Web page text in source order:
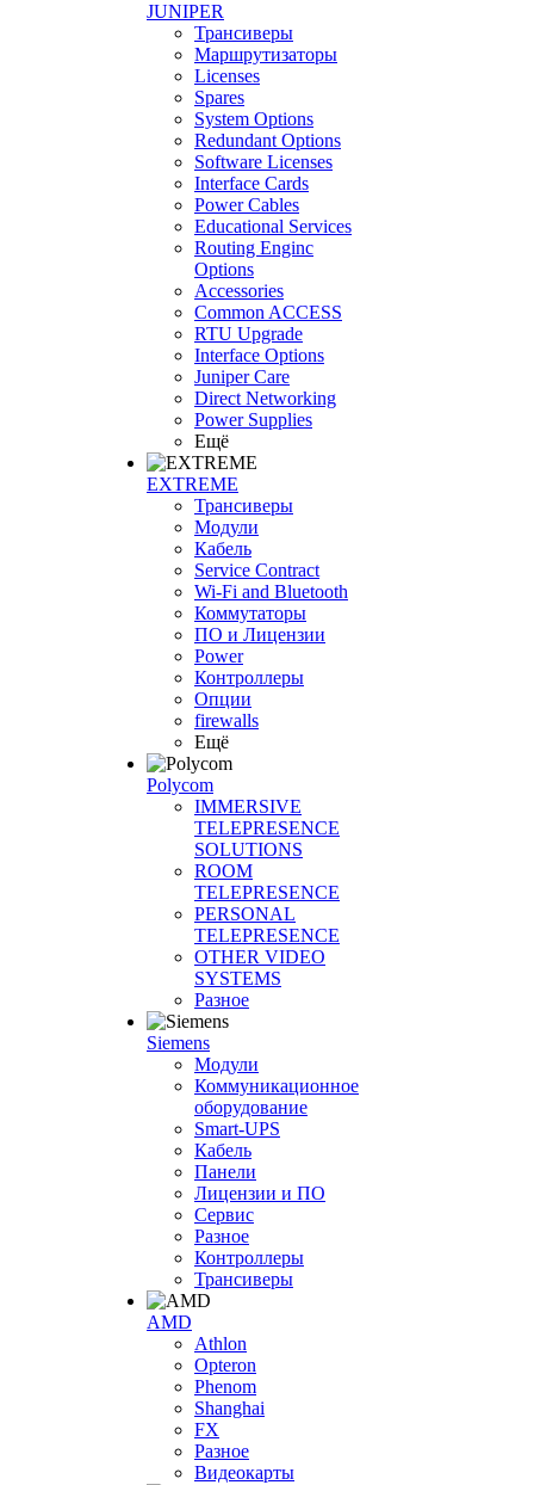
JUNIPER
Трансиверы
Маршрутизаторы
Licenses
Spares
System Options
Redundant Options
Software Licenses
Interface Cards
Power Cables
Educational Services
Routing Enginc
Options
Accessories
Common ACCESS
RTU Upgrade
Interface Options
Juniper Care
Direct Networking
Power Supplies
Ещё
EXTREME
Трансиверы
Модули
Кабель
Service Contract
Wi-Fi and Bluetooth
Коммутаторы
ПО и Лицензии
Power
Контроллеры
Опции
firewalls
Ещё
Polycom
IMMERSIVE
TELEPRESENCE
SOLUTIONS
ROOM
TELEPRESENCE
PERSONAL
TELEPRESENCE
OTHER VIDEO
SYSTEMS
Разное
Siemens
Модули
Коммуникационное
оборудование
Smart-UPS
Кабель
Панели
Лицензии и ПО
Сервис
Разное
Контроллеры
Трансиверы
AMD
Athlon
Opteron
Phenom
Shanghai
FX
Разное
Видеокарты